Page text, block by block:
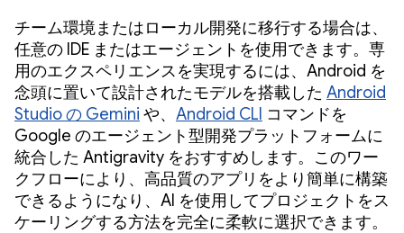
チーム環境またはローカル開発に移行する場合は、
任意の IDE またはエージェントを使用できます。専
用のエクスペリエンスを実現するには、Android を
念頭に置いて設計されたモデルを搭載した Android
Studio の Gemini や、 Android CLI コマンドを
Google のエージェント型開発プラットフォームに
統合した Antigravity をおすすめします。このワー
クフローにより、高品質のアプリをより簡単に構築
できるようになり、AI を使用してプロジェクトをス
ケーリングする方法を完全に柔軟に選択できます。